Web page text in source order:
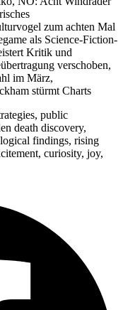
zum achten Mal
als Science-Fiction-
Kritik und
verschoben,
im März,
stürmt Charts
public
death discovery,
findings, rising
curiosity, joy,